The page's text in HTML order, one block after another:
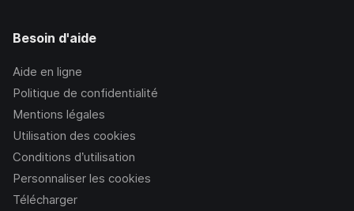
Besoin d'aide
Aide en ligne
Politique de confidentialité
Mentions légales
Utilisation des cookies
Conditions d’utilisation
Personnaliser les cookies
Télécharger